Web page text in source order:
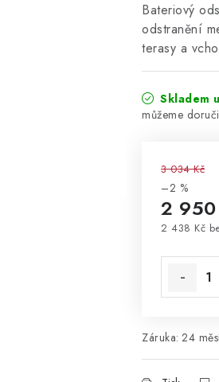
Bateriový
odstranění
terasy a
Skladem
3 034 Kč
–2 %
2
2 438 Kč
Záruka: 24